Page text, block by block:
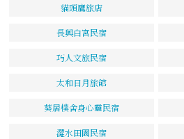
貓頭鷹旅店
長興白宮民宿
巧人文旅民宿
太和日月旅館
葵居樸舍身心靈民宿
澀水田園民宿